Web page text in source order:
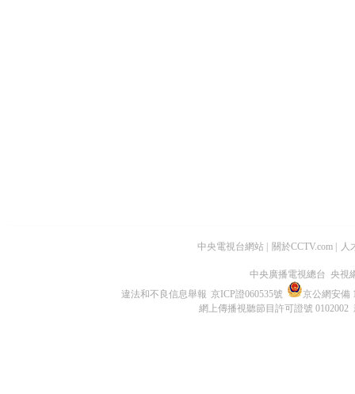
中央電視台網站 關於CCTV.com 人
中央廣播電視總台 央視
違法和不良信息舉報 京ICP證060535號
京公網安備
網上傳播視聽節目許可證號 0102002